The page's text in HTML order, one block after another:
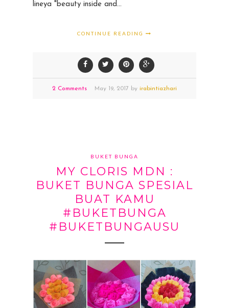
lineya "beauty inside and...
CONTINUE READING
2 Comments May 19, 2017 by irabintiazhari
BUKET BUNGA
MY CLORIS MDN :
BUKET BUNGA SPESIAL
BUAT KAMU
#BUKETBUNGA
#BUKETBUNGAUSU